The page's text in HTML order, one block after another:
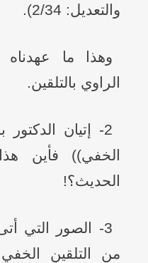
والتعديل: 2/34).
وهذا ما عهدناه
الراوي بالتلقين.
2- إتيان
الخفي)) فأين
الحديث؟!
3- الصور التي
من التلقين